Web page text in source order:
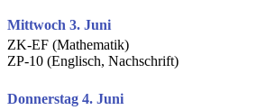
Mittwoch 3. Juni
ZK-EF (Mathematik)
ZP-10 (Englisch, Nachschrift)
Donnerstag 4. Juni